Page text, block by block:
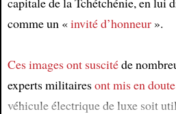
comme un «invité d’honneur».
Ces imagesont suscitéde
experts militairesont mis en doute
véhicule électrique de luxe soit